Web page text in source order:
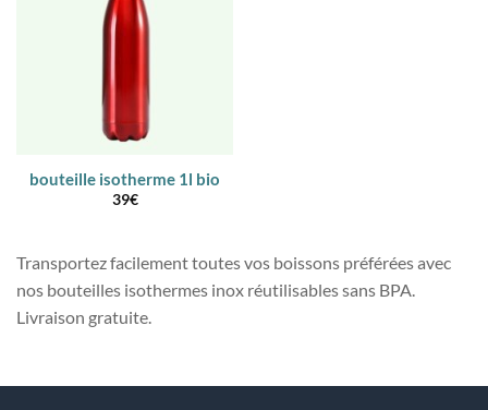
bouteille isotherme 1l bio
39€
Transportez facilement toutes vos boissons préférées avec
nos bouteilles isothermes inox réutilisables sans BPA.
Livraison gratuite.